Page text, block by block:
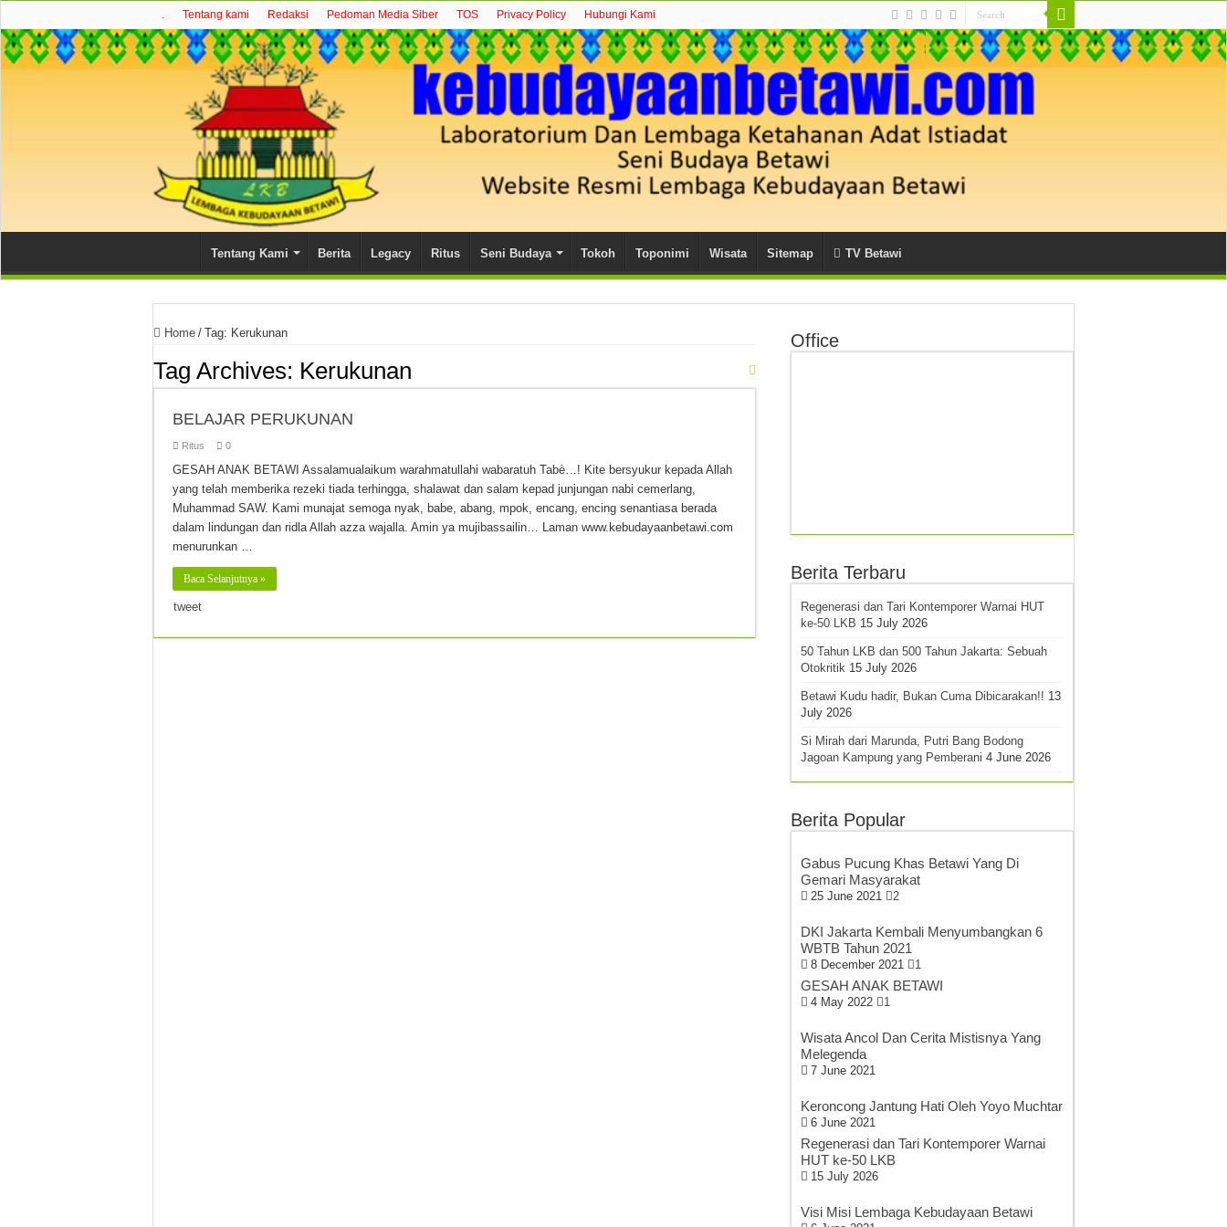
. Tentang kami Redaksi Pedoman Media Siber TOS Privacy Policy Hubungi Kami
Tentang Kami Berita Legacy Ritus Seni Budaya Tokoh Toponimi Wisata Sitemap TV Betawi
Home / Tag: Kerukunan
Tag Archives: Kerukunan
BELAJAR PERUKUNAN
Ritus 0
GESAH ANAK BETAWI Assalamualaikum warahmatullahi wabaratuh Tabè…! Kite bersyukur kepada Allah
yang telah memberika rezeki tiada terhingga, shalawat dan salam kepad junjungan nabi cemerlang,
Muhammad SAW. Kami munajat semoga nyak, babe, abang, mpok, encang, encing senantiasa berada
dalam lindungan dan ridla Allah azza wajalla. Amin ya mujibassailin… Laman www.kebudayaanbetawi.com
menurunkan …
Baca Selanjutnya »
tweet
Office
Berita Terbaru
Regenerasi dan Tari Kontemporer Warnai HUT
ke-50 LKB 15 July 2026
50 Tahun LKB dan 500 Tahun Jakarta: Sebuah
Otokritik 15 July 2026
Betawi Kudu hadir, Bukan Cuma Dibicarakan!! 13
July 2026
Si Mirah dari Marunda, Putri Bang Bodong
Jagoan Kampung yang Pemberani 4 June 2026
Berita Popular
Gabus Pucung Khas Betawi Yang Di
Gemari Masyarakat
25 June 2021 2
DKI Jakarta Kembali Menyumbangkan 6
WBTB Tahun 2021
8 December 2021 1
GESAH ANAK BETAWI
4 May 2022 1
Wisata Ancol Dan Cerita Mistisnya Yang
Melegenda
7 June 2021
Keroncong Jantung Hati Oleh Yoyo Muchtar
6 June 2021
Regenerasi dan Tari Kontemporer Warnai
HUT ke-50 LKB
15 July 2026
Visi Misi Lembaga Kebudayaan Betawi